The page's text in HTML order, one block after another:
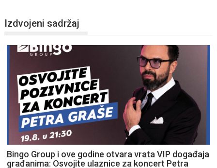
Izdvojeni sadržaj
Bingo Group i ove godine otvara vrata VIP događaja
građanima: Osvojite ulaznice za koncert Petra